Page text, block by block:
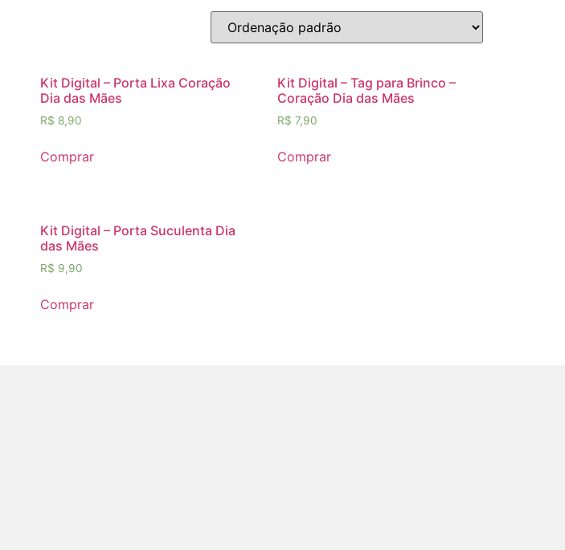
Kit Digital – Porta Lixa Coração
Dia das Mães
R$ 8,90
Comprar
Kit Digital – Tag para Brinco –
Coração Dia das Mães
R$ 7,90
Comprar
Kit Digital – Porta Suculenta Dia
das Mães
R$ 9,90
Comprar